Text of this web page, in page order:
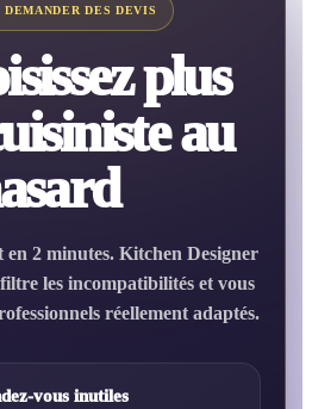
DEMANDER DES DEVIS
plus
au
2 minutes. Kitchen Designer
les incompatibilités et vous
réellement adaptés.
vous inutiles